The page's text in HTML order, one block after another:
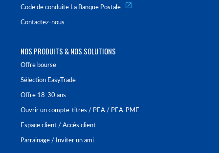
Code de conduite La Banque Postale
Contactez-nous
NOS PRODUITS & NOS SOLUTIONS
Offre bourse
Sélection EasyTrade
Offre 18-30 ans
Ouvrir un compte-titres / PEA / PEA-PME
Espace client / Accès client
Parrainage / Inviter un ami